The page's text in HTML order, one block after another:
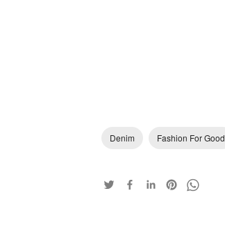
Denim Fashion For Good